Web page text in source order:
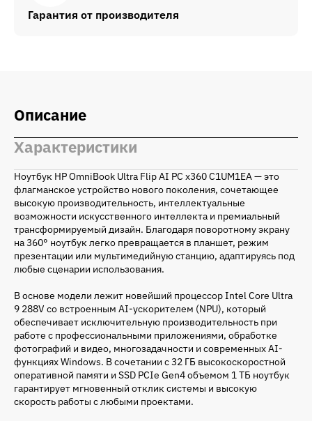
Гарантия от производителя
Описание
Характеристики
Ноутбук HP OmniBook Ultra Flip AI PC x360 C1UM1EA — это
флагманское устройство нового поколения, сочетающее
высокую производительность, интеллектуальные
возможности искусственного интеллекта и премиальный
трансформируемый дизайн. Благодаря поворотному экрану
на 360° ноутбук легко превращается в планшет, режим
презентации или мультимедийную станцию, адаптируясь под
любые сценарии использования.
В основе модели лежит новейший процессор Intel Core Ultra
9 288V со встроенным AI-ускорителем (NPU), который
обеспечивает исключительную производительность при
работе с профессиональными приложениями, обработке
фотографий и видео, многозадачности и современных AI-
функциях Windows. В сочетании с 32 ГБ высокоскоростной
оперативной памяти и SSD PCIe Gen4 объемом 1 ТБ ноутбук
гарантирует мгновенный отклик системы и высокую
скорость работы с любыми проектами.